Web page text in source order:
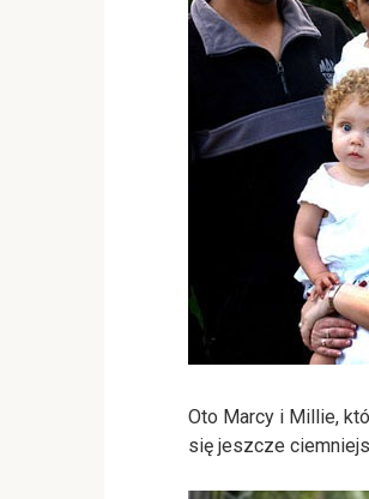
Oto Marcy i Millie,
się jeszcze